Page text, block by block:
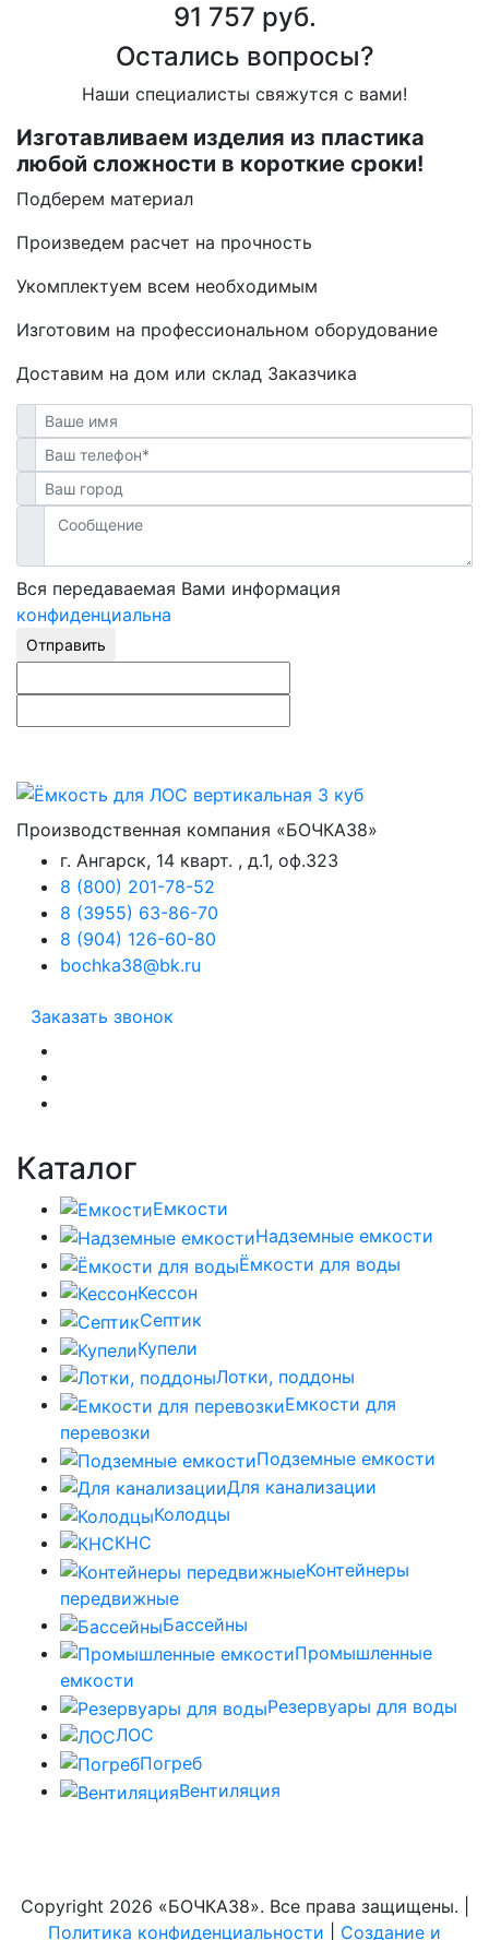
91 757 руб.
Остались вопросы?
Наши специалисты свяжутся с вами!
Изготавливаем изделия из пластика
любой сложности в короткие сроки!
Подберем материал
Произведем расчет на прочность
Укомплектуем всем необходимым
Изготовим на профессиональном оборудование
Доставим на дом или склад Заказчика
Вся передаваемая Вами информация
конфиденциальна
Отправить
Производственная компания «БОЧКА38»
г. Ангарск, 14 кварт. , д.1, оф.323
8 (800) 201-78-52
8 (3955) 63-86-70
8 (904) 126-60-80
bochka38@bk.ru
Заказать звонок
Каталог
Емкости
Надземные емкости
Ёмкости для воды
Кессон
Септик
Купели
Лотки, поддоны
Емкости для
перевозки
Подземные емкости
Для канализации
Колодцы
КНС
Контейнеры
передвижные
Бассейны
Промышленные
емкости
Резервуары для воды
ЛОС
Погреб
Вентиляция
Copyright 2026 «БОЧКА38». Все права защищены. |
Политика конфиденциальности
Создание и